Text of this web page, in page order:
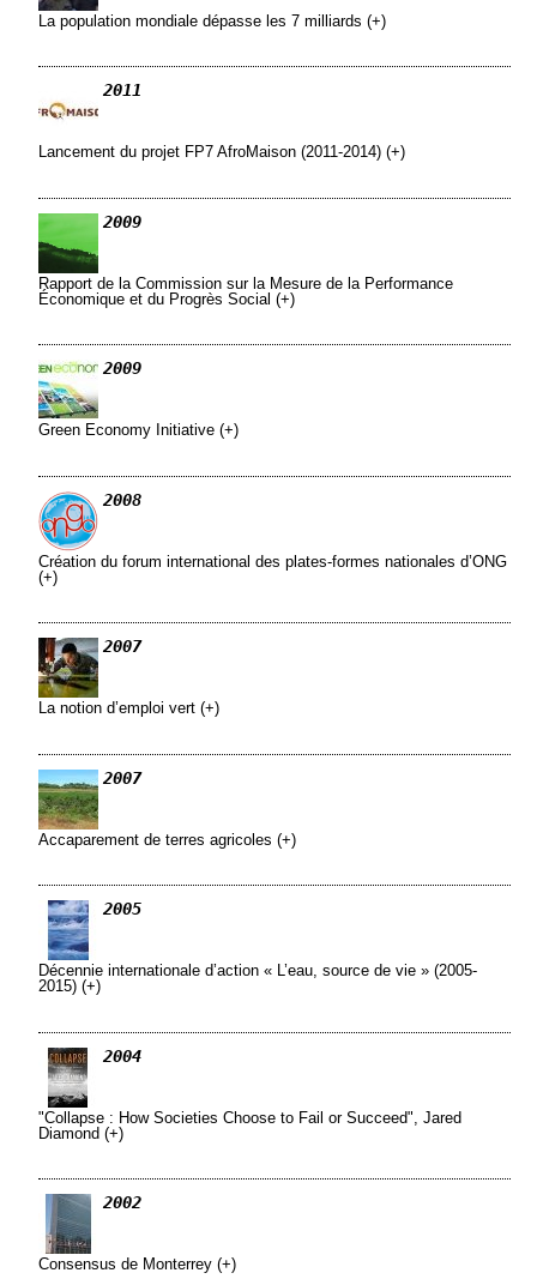
La population mondiale dépasse les 7 milliards (+)
2011
Lancement du projet FP7 AfroMaison (2011-2014) (+)
2009
Rapport de la Commission sur la Mesure de la Performance
Économique et du Progrès Social (+)
2009
Green Economy Initiative (+)
2008
Création du forum international des plates-formes nationales d’ONG
(+)
2007
La notion d’emploi vert (+)
2007
Accaparement de terres agricoles (+)
2005
Décennie internationale d’action « L’eau, source de vie » (2005-
2015) (+)
2004
"Collapse : How Societies Choose to Fail or Succeed", Jared
Diamond (+)
2002
Consensus de Monterrey (+)